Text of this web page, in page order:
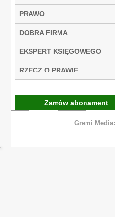
PRAWO
DOBRA FIRMA
EKSPERT KSIĘGOWEGO
RZECZ O PRAWIE
Zamów abonament
Gremi Media: